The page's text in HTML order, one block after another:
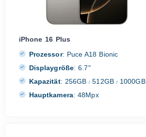
iPhone 16 Plus
Prozessor: Puce A18 Bionic
Displaygröße: 6.7"
Kapazität: 256GB/ 512GB /1000GB
Hauptkamera: 48Mpx